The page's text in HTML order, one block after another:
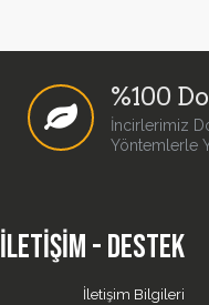
%100
İncirlerimiz
Yöntemlerle
İLETIŞIM - DESTEK
İletişim Bilgileri